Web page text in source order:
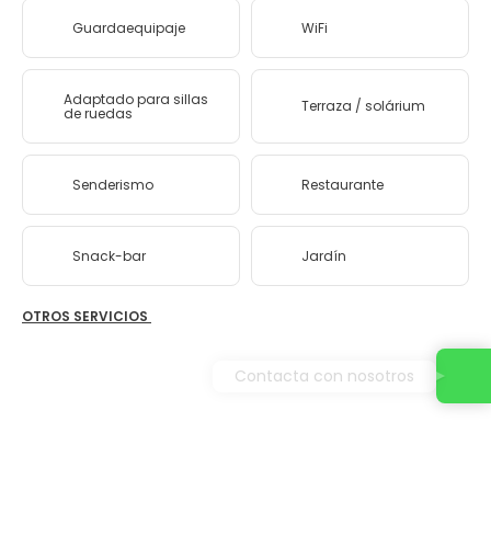
Guardaequipaje WiFi
Adaptado para sillas
de ruedas Terraza / solárium
Senderismo Restaurante
Snack-bar Jardín
OTROS SERVICIOS
Contacta con nosotros